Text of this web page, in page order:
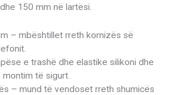
150 mm në lartësi.
– mbështillet rreth kornizës së
e trashë dhe elastike silikoni dhe
montim të sigurt.
– mund të vendoset rreth shumicës